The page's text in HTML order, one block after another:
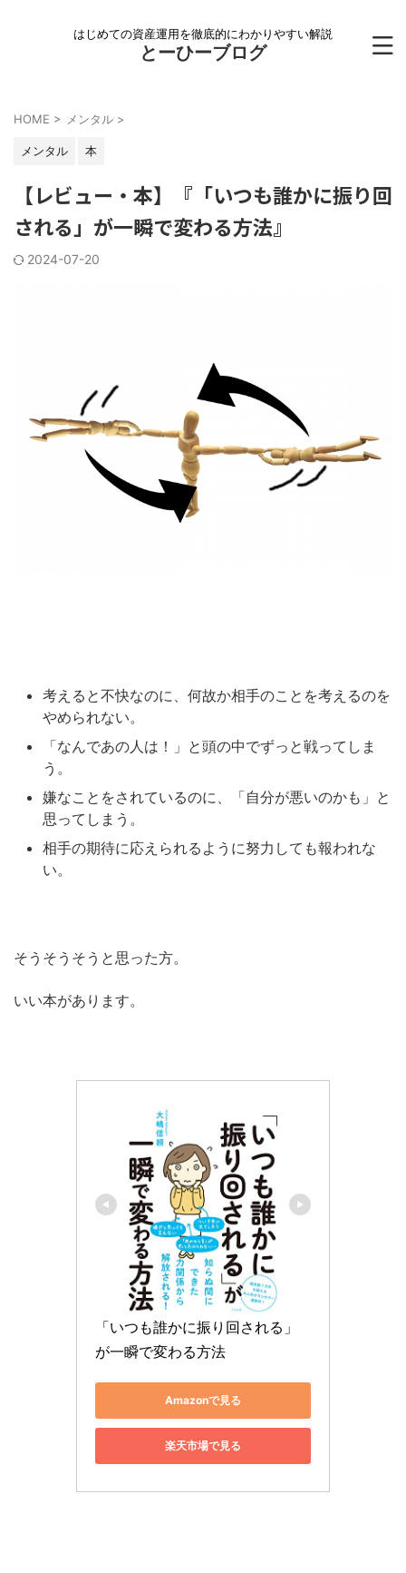
はじめての資産運用を徹底的にわかりやすい解説
とーひーブログ
HOME > メンタル >
メンタル 本
【レビュー・本】『「いつも誰かに振り回
される」が一瞬で変わる方法』
2024-07-20
考えると不快なのに、何故か相手のことを考えるのを
やめられない。
「なんであの人は！」と頭の中でずっと戦ってしま
う。
嫌なことをされているのに、「自分が悪いのかも」と
思ってしまう。
相手の期待に応えられるように努力しても報われな
い。
そうそうそうと思った方。
いい本があります。
「いつも誰かに振り回される」
が一瞬で変わる方法
Amazonで見る
楽天市場で見る